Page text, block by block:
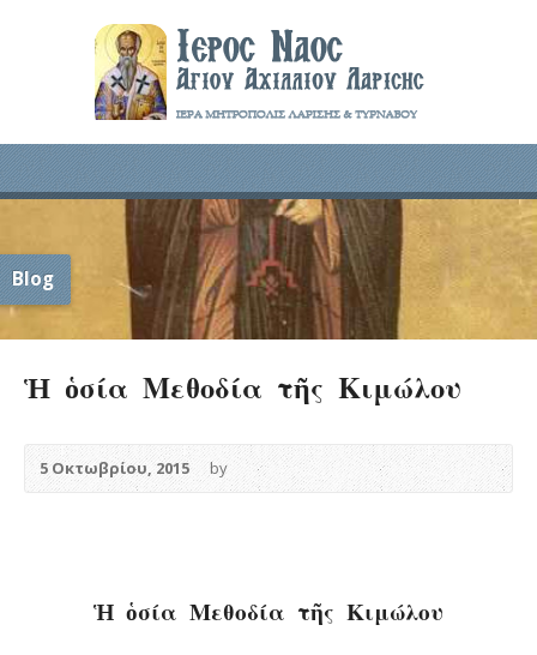
Blog
Ἡ ὁσία Μεθοδία τῆς Κιμώλου
5 Οκτωβρίου, 2015 by
Ἡ ὁσία Μεθοδία τῆς Κιμώλου